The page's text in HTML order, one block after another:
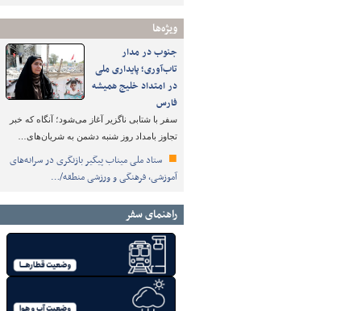
ویژه‌ها
جنوب در مدار
تاب‌آوری؛ پایداری ملی
در امتداد خلیج همیشه
فارس
سفر با شتابی ناگزیر آغاز می‌شود؛ آنگاه که خبر
تجاوز بامداد روز شنبه دشمن به شریان‌های…
ستاد ملی میناب پیگیر بازنگری در سرانه‌های
آموزشی، فرهنگی و ورزشی منطقه/…
راهنمای سفر